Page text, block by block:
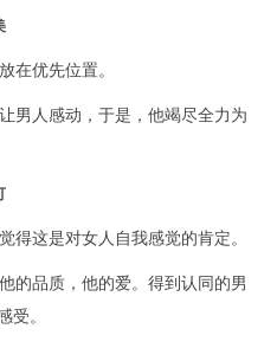
在优先位置。
男人感动，于是，他竭尽全力为
得这是对女人自我感觉的肯定。
的品质，他的爱。得到认同的男
受。